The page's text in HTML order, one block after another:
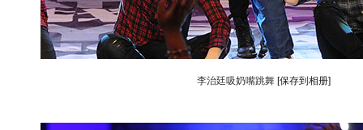
李治廷吸奶嘴跳舞 [保存到相册]